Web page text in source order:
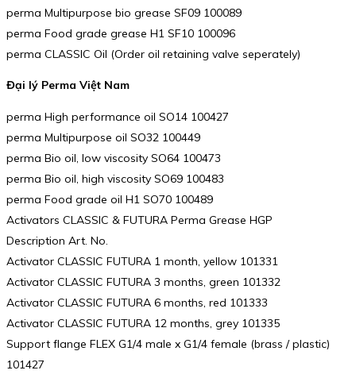
perma Multipurpose bio grease SF09 100089
perma Food grade grease H1 SF10 100096
perma CLASSIC Oil (Order oil retaining valve seperately)
Đại lý Perma Việt Nam
perma High performance oil SO14 100427
perma Multipurpose oil SO32 100449
perma Bio oil, low viscosity SO64 100473
perma Bio oil, high viscosity SO69 100483
perma Food grade oil H1 SO70 100489
Activators CLASSIC & FUTURA Perma Grease HGP
Description Art. No.
Activator CLASSIC FUTURA 1 month, yellow 101331
Activator CLASSIC FUTURA 3 months, green 101332
Activator CLASSIC FUTURA 6 months, red 101333
Activator CLASSIC FUTURA 12 months, grey 101335
Support flange FLEX G1/4 male x G1/4 female (brass / plastic)
101427